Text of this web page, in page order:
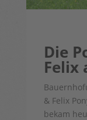
Die
Felix
& Felix
bekam